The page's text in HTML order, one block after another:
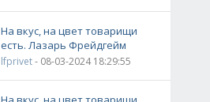
На вкус, на цвет товарищи
есть. Лазарь Фрейдгейм
lfprivet- 08-03-2024 18:29:55